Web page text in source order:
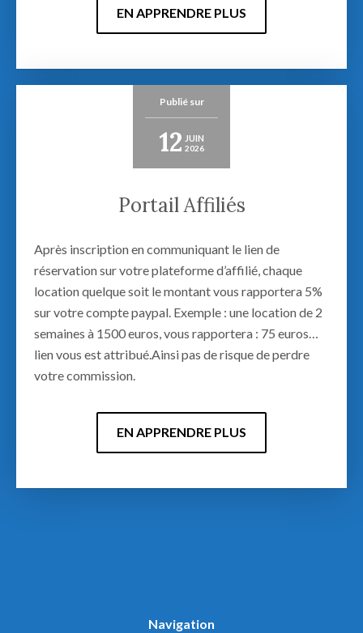
EN APPRENDRE PLUS
Publié sur
12 JUIN
2026
Portail Affiliés
Après inscription en communiquant le lien de
réservation sur votre plateforme d’affilié, chaque
location quelque soit le montant vous rapportera 5%
sur votre compte paypal. Exemple : une location de 2
semaines à 1500 euros, vous rapportera : 75 euros…
lien vous est attribué.Ainsi pas de risque de perdre
votre commission.
EN APPRENDRE PLUS
Navigation